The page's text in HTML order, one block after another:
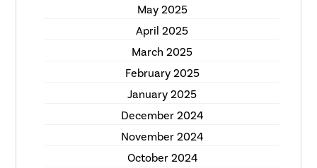
May 2025
April 2025
March 2025
February 2025
January 2025
December 2024
November 2024
October 2024